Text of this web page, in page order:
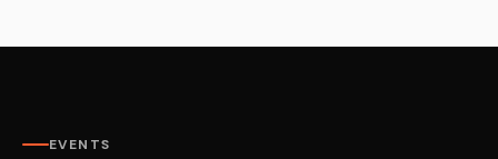
EVENTS